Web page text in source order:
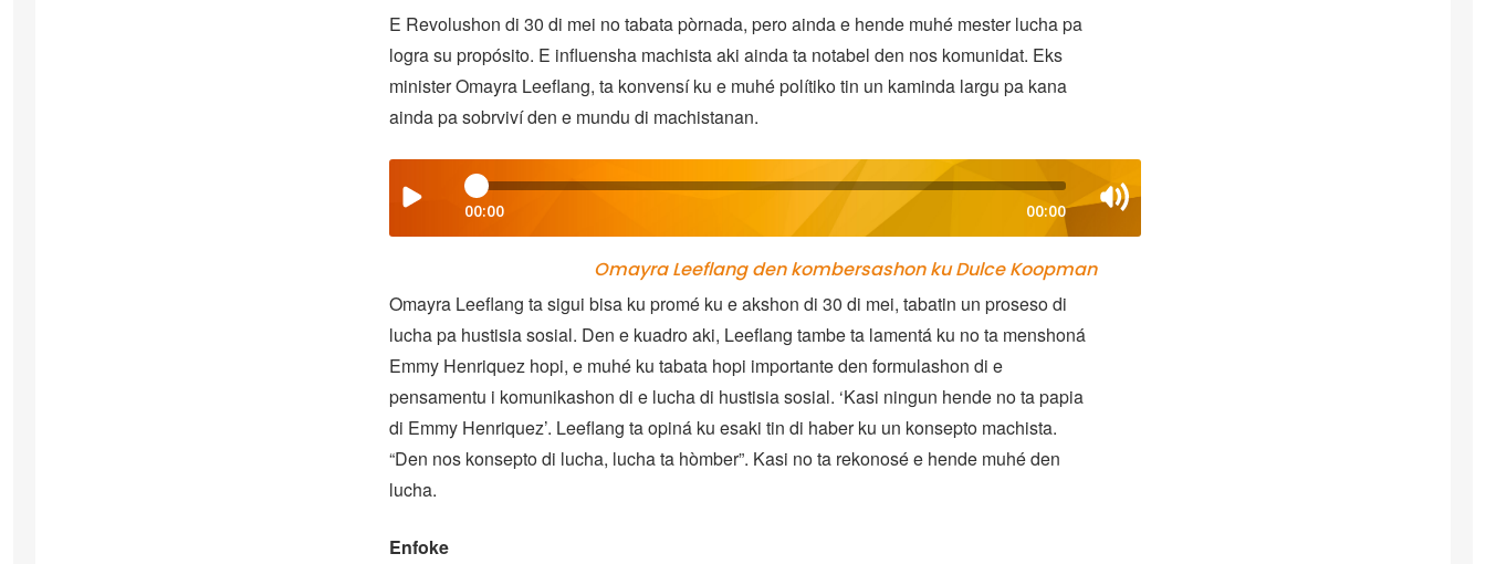
E Revolushon di 30 di mei no tabata pòrnada, pero ainda e hende muhé mester lucha pa
logra su propósito. E influensha machista aki ainda ta notabel den nos komunidat. Eks
minister Omayra Leeflang, ta konvensí ku e muhé polítiko tin un kaminda largu pa kana
ainda pa sobrviví den e mundu di machistanan.
00:00 00:00
Omayra Leeflang den kombersashon ku Dulce Koopman
Omayra Leeflang ta sigui bisa ku promé ku e akshon di 30 di mei, tabatin un proseso di
lucha pa hustisia sosial. Den e kuadro aki, Leeflang tambe ta lamentá ku no ta menshoná
Emmy Henriquez hopi, e muhé ku tabata hopi importante den formulashon di e
pensamentu i komunikashon di e lucha di hustisia sosial. ‘Kasi ningun hende no ta papia
di Emmy Henriquez’. Leeflang ta opiná ku esaki tin di haber ku un konsepto machista.
“Den nos konsepto di lucha, lucha ta hòmber”. Kasi no ta rekonosé e hende muhé den
lucha.
Enfoke